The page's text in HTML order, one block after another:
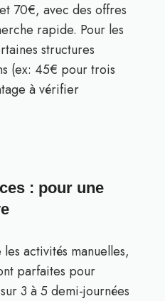
70€, avec des offres
rapide. Pour les
structures
(ex: 45€ pour trois
à vérifier
: pour une
activités manuelles,
parfaites pour
3 à 5 demi-journées